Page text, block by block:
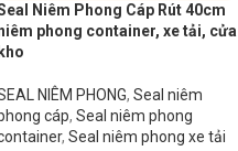
Niêm Phong Cáp Rút 40cm
phong container, xe tải, cửa
kho
NIÊM PHONG, Seal niêm
cáp, Seal niêm phong
, Seal niêm phong xe tải